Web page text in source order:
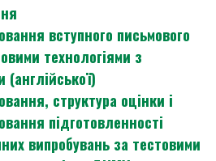
вступного письмового
технологіями з
(англійської)
структура оцінки і
підготовленності
випробувань за тестовими